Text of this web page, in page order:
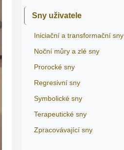
Sny uživatele
Iniciační a transformační sny
Noční můry a zlé sny
Prorocké sny
Regresivní sny
Symbolické sny
Terapeutické sny
Zpracovávající sny